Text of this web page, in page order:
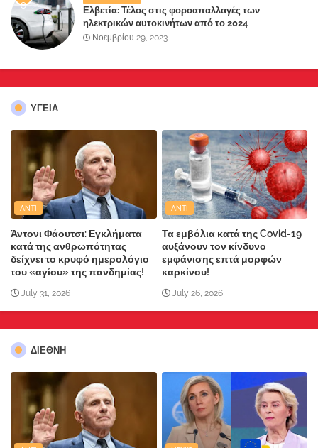
Ελβετία: Τέλος στις φοροαπαλλαγές των
ηλεκτρικών αυτοκινήτων από το 2024
Νοεμβρίου 29, 2023
ΥΓΕΙΑ
ANTI
Άντονι Φάουτσι: Εγκλήματα
κατά της ανθρωπότητας
δείχνει το κρυφό ημερολόγιο
του «αγίου» της πανδημίας!
July 31, 2026
ANTI
Τα εμβόλια κατά της Covid-19
αυξάνουν τον κίνδυνο
εμφάνισης επτά μορφών
καρκίνου!
July 26, 2026
ΔΙΕΘΝΗ